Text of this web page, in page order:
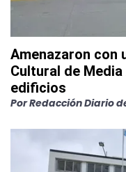
Amenazaron con
Cultural de
edificios
PorRedacción Diario